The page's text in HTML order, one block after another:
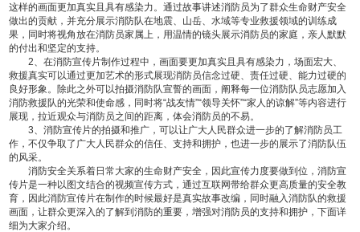
这样的画面更加真实且具有感染力。通过故事讲述消防员为了群众生命财产安全
做出的贡献，并充分展示消防队在地震、山岳、水域等专业救援领域的训练成
果，同时将视角放在消防员家属上，用温情的镜头展示消防员的家庭，亲人默默
的付出和坚定的支持。
2、在消防宣传片制作过程中，画面要更加真实且具有感染力，场面宏大、
救援真实可以通过更加艺术的形式展现消防员信念过硬、责任过硬、能力过硬的
良好形象。除此之外可以拍摄消防队宣誓的画面，阐释每一位消防队员志愿加入
消防救援队的光荣和使命感，同时将“战友情”“领导关怀”“家人的谅解”等内容进行
展现，拉近观众与消防员之间的距离，体会消防员的不易。
3、消防宣传片的拍摄和推广，可以让广大人民群众进一步的了解消防员工
作，不仅争取了广大人民群众的信任、支持和拥护，也进一步的展示了消防队伍
的风采。
消防安全关系着日常大家的生命财产安全，因此宣传力度要做到位，消防宣
传片是一种以图文结合的视频宣传方式，通过互联网带给群众更高质量的安全教
育，因此消防宣传片在制作的时候最好是真实故事改编，同时融入消防队的救援
画面，让群众更深入的了解到消防的重要，增强对消防员的支持和拥护，下面详
细为大家介绍。